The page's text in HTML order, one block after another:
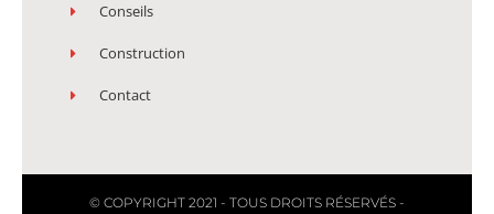
Conseils
Construction
Contact
© COPYRIGHT 2021 - TOUS DROITS RÉSERVÉS -